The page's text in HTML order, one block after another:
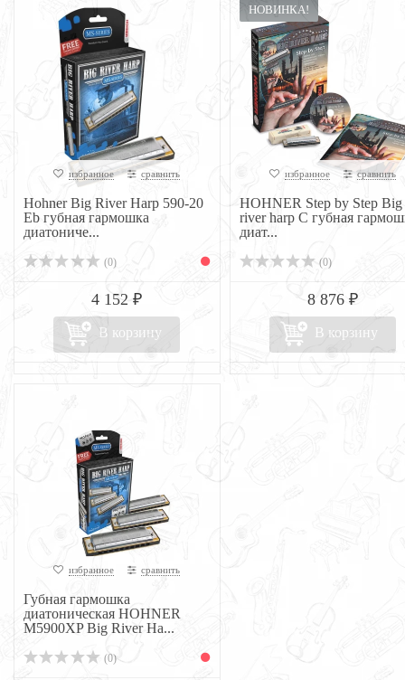
избранное сравнить
Hohner Big River Harp 590-20
Eb губная гармошка
диатониче...
(0)
4 152 ₽
В корзину
НОВИНКА!
избранное сравнить
HOHNER Step by Step Big
river harp C губная
диат...
(0)
8 876 ₽
В корзину
избранное сравнить
Губная гармошка
диатоническая HOHNER
M5900XP Big River Ha...
(0)